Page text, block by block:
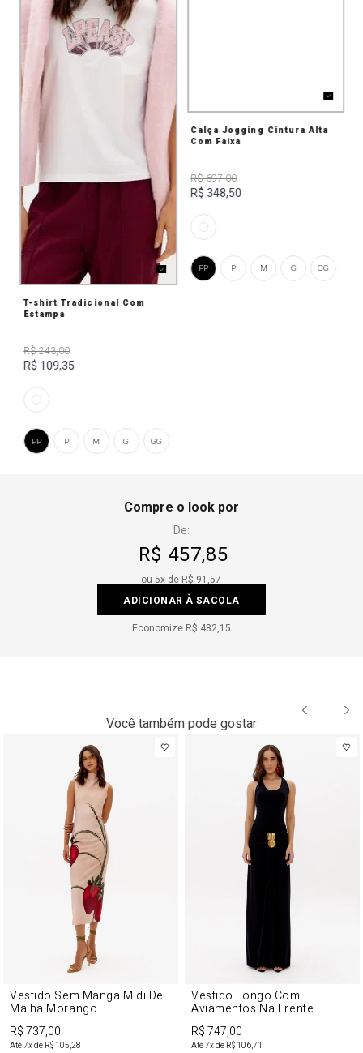
T-shirt Tradicional Com
Estampa
R$ 243,00
R$ 109,35
G GG
M
P
PP
Calça Jogging Cintura Alta
Com Faixa
R$ 697,00
R$ 348,50
G GG
M
P
PP
Compre o look por
De:
R$ 457,85
ou5x de R$ 91,57
ADICIONAR À SACOLA
Economize R$ 482,15
Você também pode gostar
Vestido Sem Manga Midi De
Malha Morango
R$ 737,00
Até7x de R$ 105,28
Vestido Longo Com
Aviamentos Na Frente
R$ 747,00
Até7x de R$ 106,71